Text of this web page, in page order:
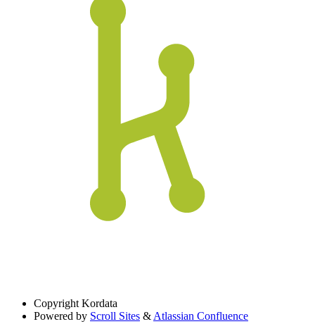
Copyright Kordata
Powered by Scroll Sites & Atlassian Confluence